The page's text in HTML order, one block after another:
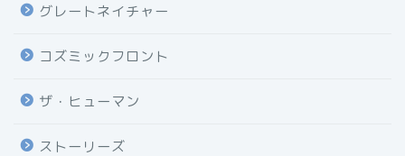
グレートネイチャー
コズミックフロント
ザ・ヒューマン
ストーリーズ